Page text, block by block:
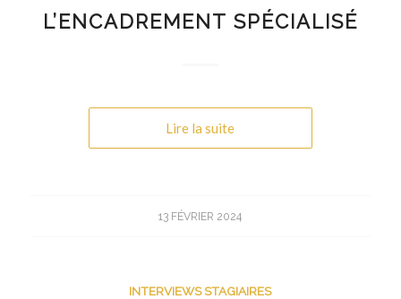
L’ENCADREMENT SPÉCIALISÉ
Lire la suite
13 FÉVRIER 2024
INTERVIEWS STAGIAIRES